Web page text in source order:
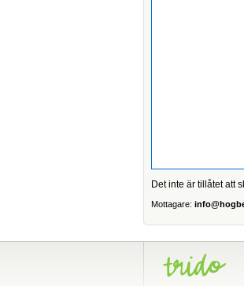
Det inte är tillåtet att
Mottagare: